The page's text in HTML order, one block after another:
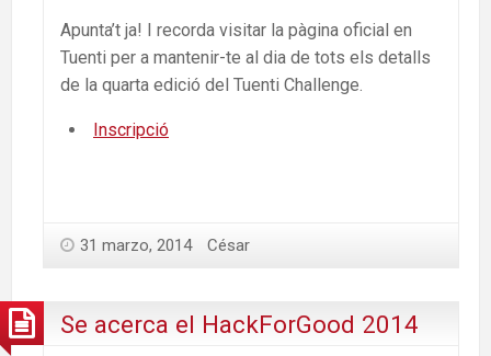
Apunta’t ja! I recorda visitar la pàgina oficial en
Tuenti per a mantenir-te al dia de tots els detalls
de la quarta edició del Tuenti Challenge.
Inscripció
31 marzo, 2014 César
Se acerca el HackForGood 2014